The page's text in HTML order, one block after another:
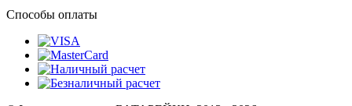
Способы оплаты